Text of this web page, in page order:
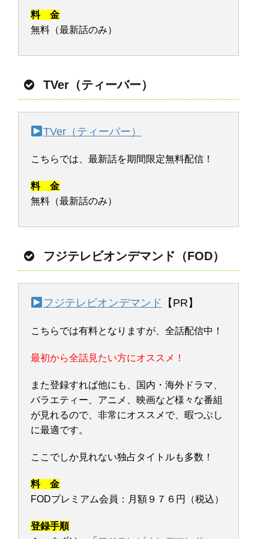
料 金
無料（最新話のみ）
TVer（ティーバー）
TVer（ティーバー）
こちらでは、最新話を期間限定無料配信！
料 金
無料（最新話のみ）
フジテレビオンデマンド（FOD）
フジテレビオンデマンド 【PR】
こちらでは有料となりますが、全話配信中！
最初から全話見たい方にオススメ！
また登録すれば他にも、国内・海外ドラマ、
バラエティー、アニメ、映画など様々な番組
が見れるので、非常にオススメで、暇つぶし
に最適です。
ここでしか見れない独占タイトルも多数！
料 金
FODプレミアム会員：月額９７６円（税込）
登録手順